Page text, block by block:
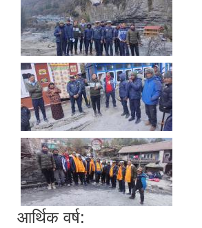
आर्थिक वर्ष: